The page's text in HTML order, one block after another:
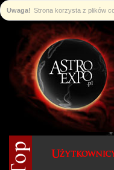
Uwaga! Strona korzysta z plików